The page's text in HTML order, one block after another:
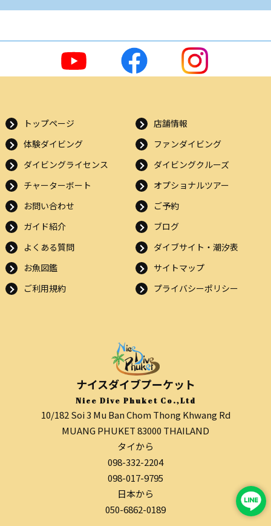
トップページ
店舗情報
体験ダイビング
ファンダイビング
ダイビングライセンス
ダイビングクルーズ
チャーターボート
オプショナルツアー
お問い合わせ
ご予約
ガイド紹介
ブログ
よくある質問
ダイブサイト・潮汐表
お魚図鑑
サイトマップ
ご利用規約
プライバシーポリシー
ナイスダイブプーケット
Nice Dive Phuket Co.,Ltd
10/182 Soi 3 Mu Ban Chom Thong Khwang Rd
MUANG PHUKET 83000 THAILAND
タイから
098-332-2204
098-017-9795
日本から
050-6862-0189